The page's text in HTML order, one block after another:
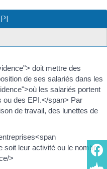
doit mettre des
de ses salariés dans les
les salariés portent
ou des EPI.</span> Par
de travail, des lunettes de
soit leur activité ou le nombre
>